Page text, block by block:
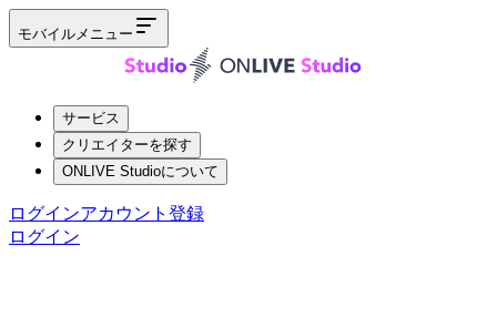
モバイルメニュー
サービス
クリエイターを探す
ONLIVE Studioについて
ログインアカウント登録
ログイン